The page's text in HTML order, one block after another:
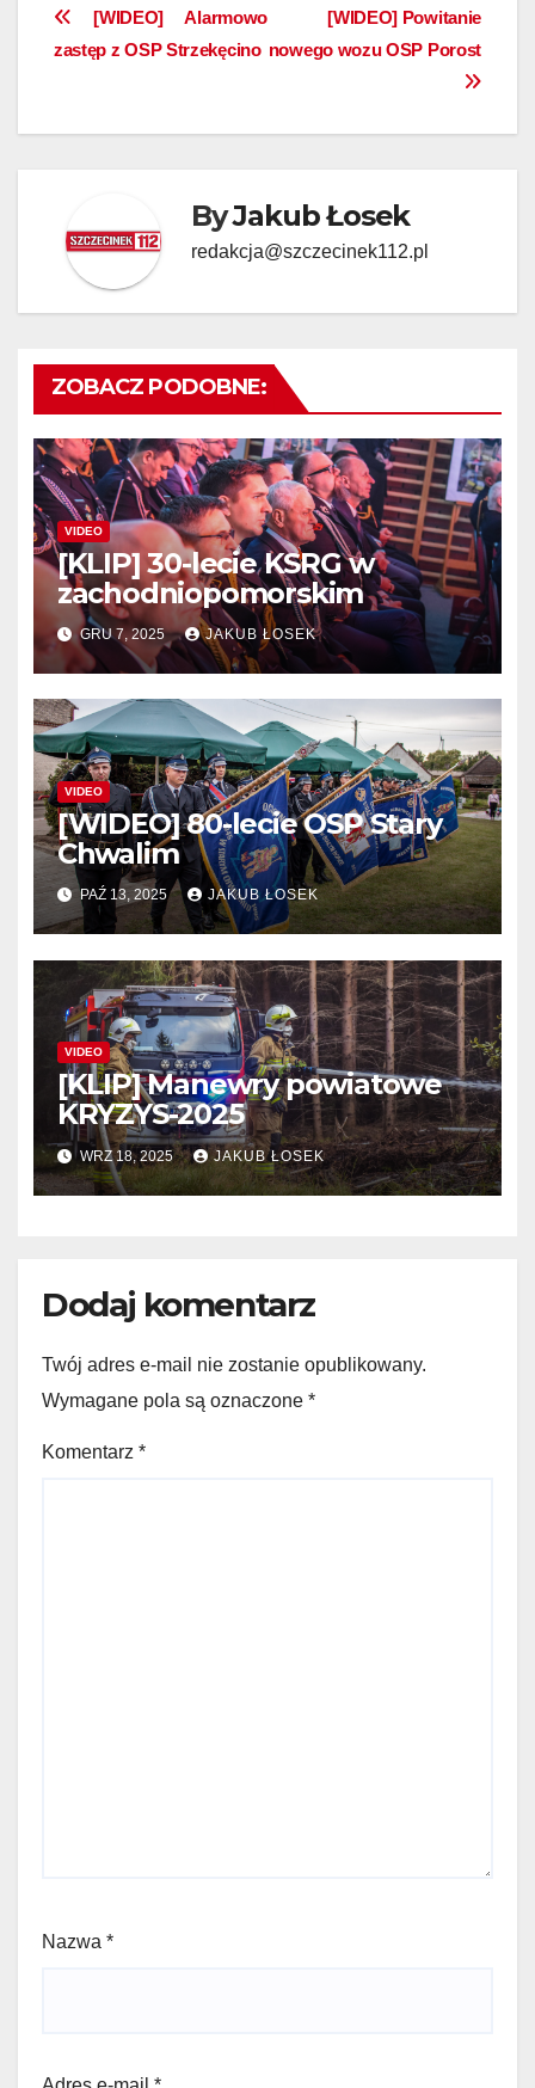
Nawigacja
wpisu
[WIDEO] Powitanie
nowego wozu OSP Porost
[WIDEO] Alarmowo
zastęp z OSP Strzekęcino
ByJakub Łosek
redakcja@szczecinek112.pl
ZOBACZ PODOBNE:
VIDEO
[KLIP] 30-lecie KSRG w
zachodniopomorskim
GRU 7, 2025 JAKUB ŁOSEK
VIDEO
[WIDEO] 80-lecie OSP Stary
Chwalim
PAŹ 13, 2025 JAKUB ŁOSEK
VIDEO
[KLIP] Manewry powiatowe
KRYZYS-2025
WRZ 18, 2025 JAKUB ŁOSEK
Dodaj komentarz
Twój adres e-mail nie zostanie opublikowany.
Wymagane pola są oznaczone *
Komentarz *
Nazwa *